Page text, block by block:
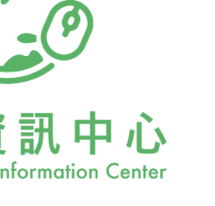
一次觀察到人類以外的物種
。雖然每隻栗冠彎嘴鶥的鳴
叫聲是在完全不同的行為情
鶥似乎也能理解。」科學觀
以「A」和「B」為代號──